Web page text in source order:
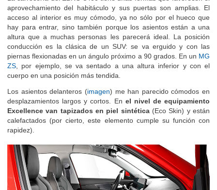
aprovechamiento del habitáculo y sus puertas son amplias. El
acceso al interior es muy cómodo, ya no sólo por el hueco que
hay para entrar, sino también porque los asientos están a una
altura que a muchas personas les parecerá ideal. La posición
conducción es la clásica de un SUV: se va erguido y con las
piernas flexionadas en un ángulo próximo a 90 grados. En un MG
ZS , por ejemplo, se va sentado a una altura inferior y con el
cuerpo en una posición más tendida.
Los asientos delanteros (imagen) me han parecido cómodos en
desplazamientos largos y cortos. En el nivel de equipamiento
Excellence van tapizados en piel sintética(Eco Skin) y están
calefactados (por cierto, este elemento cumple su función con
rapidez).